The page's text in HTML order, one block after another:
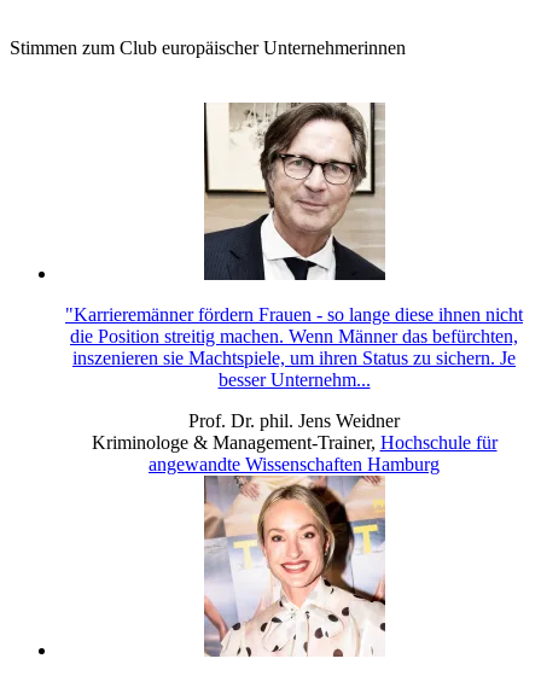
Stimmen zum Club europäischer Unternehmerinnen
"Karrieremänner fördern Frauen - so lange diese ihnen nicht
die Position streitig machen. Wenn Männer das befürchten,
inszenieren sie Machtspiele, um ihren Status zu sichern. Je
besser Unternehm...
Prof. Dr. phil. Jens Weidner
Kriminologe & Management-Trainer, Hochschule für
angewandte Wissenschaften Hamburg